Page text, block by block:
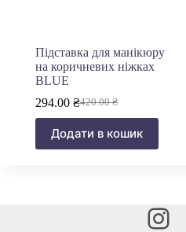
Підставка для манікюру
на коричневих ніжках
BLUE
420.00₴
Оригінальна
ціна:
420.00 ₴.
294.00 ₴Поточна
ціна:
294.00 ₴.
Додати в кошик